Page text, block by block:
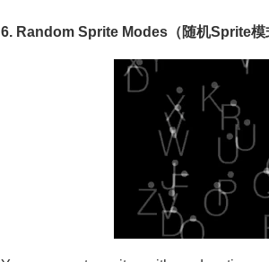
6. Random Sprite Modes（随机Sprite模